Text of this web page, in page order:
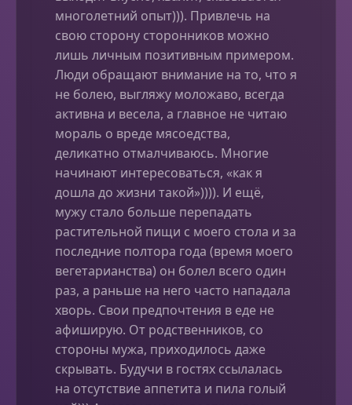
многолетний опыт))). Привлечь на
свою сторону сторонников можно
лишь личным позитивным примером.
Люди обращают внимание на то, что я
не болею, выгляжу моложаво, всегда
активна и весела, а главное не читаю
мораль о вреде мясоедства,
деликатно отмалчиваюсь. Многие
начинают интересоваться, «как я
дошла до жизни такой»)))). И ещё,
мужу стало больше перепадать
растительной пищи с моего стола и за
последние полтора года (время моего
вегетарианства) он болел всего один
раз, а раньше на него часто нападала
хворь. Свои предпочтения в еде не
афиширую. От родственников, со
стороны мужа, приходилось даже
скрывать. Будучи в гостях ссылалась
на отсутствие аппетита и пила голый